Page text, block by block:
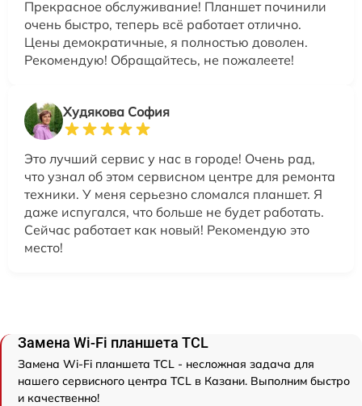
Прекрасное обслуживание! Планшет починили
очень быстро, теперь всё работает отлично.
Цены демократичные, я полностью доволен.
Рекомендую! Обращайтесь, не пожалеете!
Худякова София
Это лучший сервис у нас в городе! Очень рад,
что узнал об этом сервисном центре для ремонта
техники. У меня серьезно сломался планшет. Я
даже испугался, что больше не будет работать.
Сейчас работает как новый! Рекомендую это
место!
Замена Wi-Fi планшета TCL
Замена Wi-Fi планшета TCL - несложная задача для
нашего сервисного центра TCL в Казани. Выполним быстро
и качественно!